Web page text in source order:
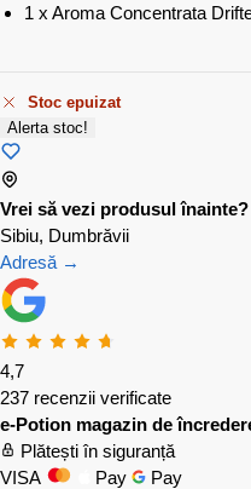
1 x Aroma Concentrata
Stoc epuizat
Alerta stoc!
Vrei să vezi produsul înainte?
Sibiu, Dumbrăvii
Adresă →
4,7
237 recenzii verificate
e-Potion magazin de
Plătești în siguranță
VISA
Pay Pay